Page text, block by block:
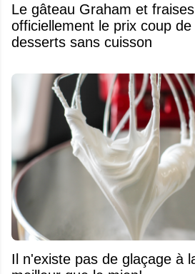
Le gâteau Graham et fraises se mérite
officiellement le prix coup
desserts sans cuisson
Il n'existe pas de glaçage à